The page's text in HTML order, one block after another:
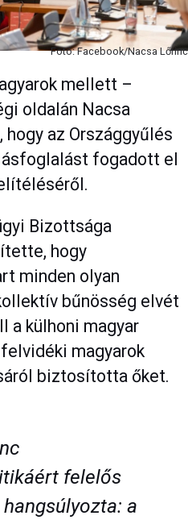
Fotó: Facebook/Nacsa Lőrinc
mellett –
oldalán Nacsa
hogy az Országgyűlés
fogadott el
Bizottsága
hogy
minden olyan
bűnösség elvét
a külhoni magyar
magyarok
biztosította őket.
felelős
a